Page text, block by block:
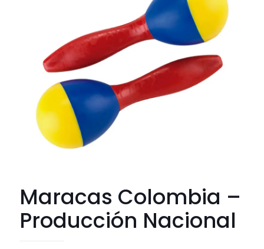
Maracas Colombia –
Producción Nacional